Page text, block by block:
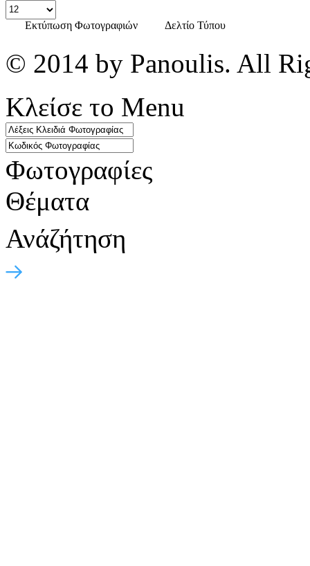
Εκτύπωση Φωτογραφιών Δελτίο Τύπου
© 2014 by Panoulis. All
Κλείσε το Menu
Φωτογραφίες
Θέματα
Ανάζήτηση